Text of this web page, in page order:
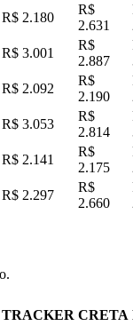
R$ 2.180
R$
2.631
R$ 3.001
R$
2.887
R$ 2.092
R$
2.190
R$ 3.053
R$
2.814
R$ 2.141
R$
2.175
R$ 2.297
R$
2.660
TRACKER CRETA